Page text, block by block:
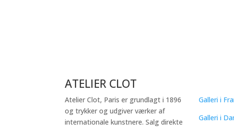
ATELIER CLOT
Atelier Clot, Paris er grundlagt i 1896
og trykker og udgiver værker af
internationale kunstnere. Salg direkte
Galleri i
Galleri i